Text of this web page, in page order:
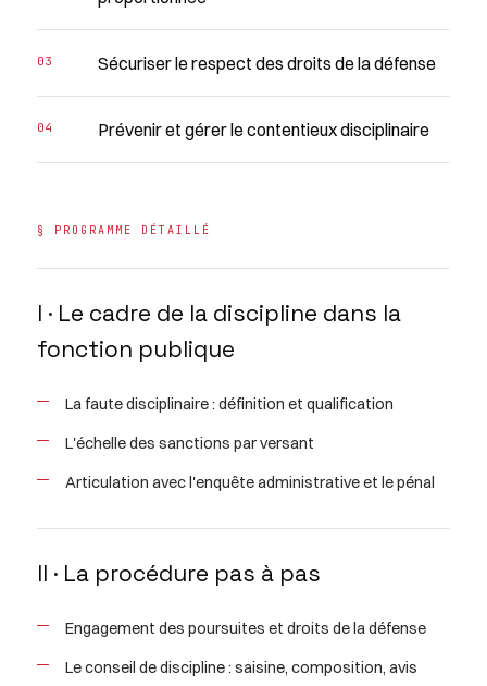
Sécuriser le respect des droits de la défense
Prévenir et gérer le contentieux disciplinaire
§ PROGRAMME DÉTAILLÉ
I · Le cadre de la discipline dans la
fonction publique
La faute disciplinaire : définition et qualification
L'échelle des sanctions par versant
Articulation avec l'enquête administrative et le pénal
II · La procédure pas à pas
Engagement des poursuites et droits de la défense
Le conseil de discipline : saisine, composition, avis